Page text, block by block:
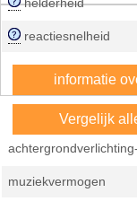
reactiesnelheid
informatie
Vergelijk
muziekvermogen